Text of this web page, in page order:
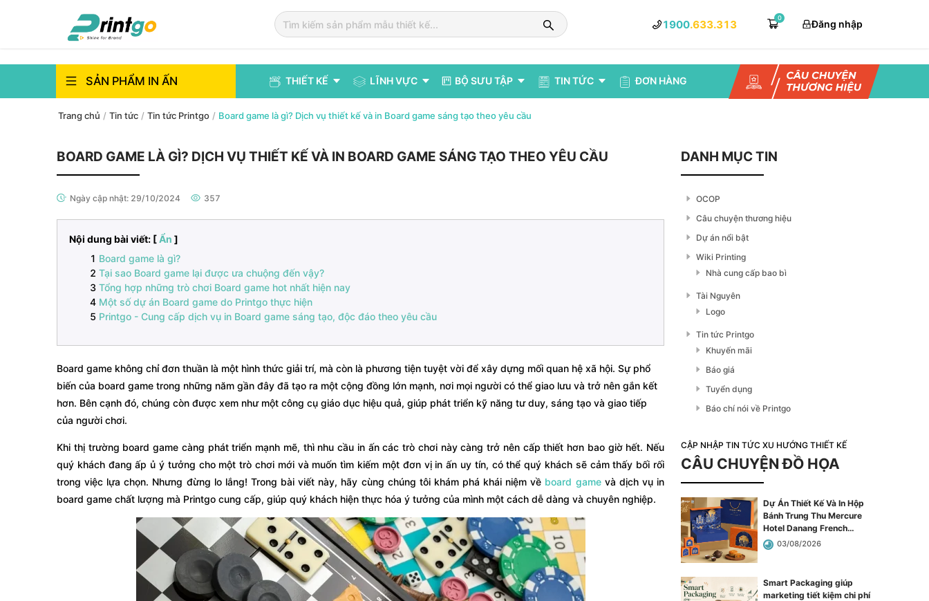
1900.633.313
0
Đăng nhập
SẢN PHẨM IN ẤN THIẾT KẾ LĨNH VỰC BỘ SƯU TẬP TIN TỨC ĐƠN HÀNG
Trang chủ / Tin tức / Tin tức Printgo / Board game là gì? Dịch vụ thiết kế và in Board game sáng tạo theo yêu cầu
BOARD GAME LÀ GÌ? DỊCH VỤ THIẾT KẾ VÀ IN BOARD GAME SÁNG TẠO THEO YÊU CẦU
Ngày cập nhật: 29/10/2024 357
Nội dung bài viết: [Ẩn ]
Board game là gì?
Tại sao Board game lại được ưa chuộng đến vậy?
Tổng hợp những trò chơi Board game hot nhất hiện nay
Một số dự án Board game do Printgo thực hiện
Printgo - Cung cấp dịch vụ in Board game sáng tạo, độc đáo theo yêu cầu
Board game không chỉ đơn thuần là một hình thức giải trí, mà còn là phương tiện tuyệt vời để xây dựng mối quan hệ xã hội. Sự phổ
biến của board game trong những năm gần đây đã tạo ra một cộng đồng lớn mạnh, nơi mọi người có thể giao lưu và trở nên gắn kết
hơn. Bên cạnh đó, chúng còn được xem như một công cụ giáo dục hiệu quả, giúp phát triển kỹ năng tư duy, sáng tạo và giao tiếp
của người chơi.
Khi thị trường board game càng phát triển mạnh mẽ, thì nhu cầu in ấn các trò chơi này càng trở nên cấp thiết hơn bao giờ hết. Nếu
quý khách đang ấp ủ ý tưởng cho một trò chơi mới và muốn tìm kiếm một đơn vị in ấn uy tín, có thể quý khách sẽ cảm thấy bối rối
trong việc lựa chọn. Nhưng đừng lo lắng! Trong bài viết này, hãy cùng chúng tôi khám phá khái niệm về board gamevà dịch vụ in
board game chất lượng mà Printgo cung cấp, giúp quý khách hiện thực hóa ý tưởng của mình một cách dễ dàng và chuyên nghiệp.
DANH MỤC TIN
OCOP
Câu chuyện thương hiệu
Dự án nổi bật
Wiki Printing
Nhà cung cấp bao bì
Tài Nguyên
Logo
Tin tức Printgo
Khuyến mãi
Báo giá
Tuyển dụng
Báo chí nói về Printgo
CẬP NHẬP TIN TỨC XU HƯỚNG THIẾT KẾ
CÂU CHUYỆN ĐỒ HỌA
Dự Án Thiết Kế Và In Hộp
Bánh Trung Thu Mercure
Hotel Danang French
Village Bana Hills
03/08/2026
Smart Packaging giúp
marketing tiết kiệm chi phí